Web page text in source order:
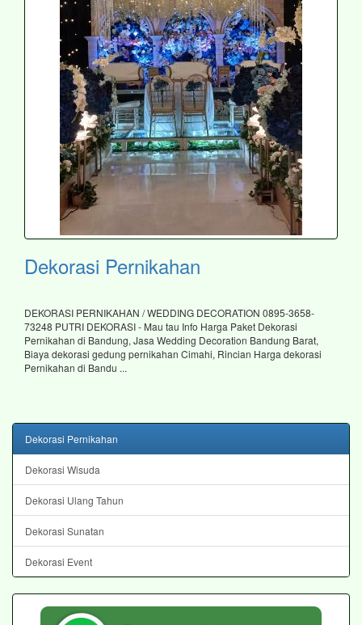
Dekorasi Pernikahan
DEKORASI PERNIKAHAN / WEDDING DECORATION 0895-3658-
73248 PUTRI DEKORASI - Mau tau Info Harga Paket Dekorasi
Pernikahan di Bandung, Jasa Wedding Decoration Bandung Barat,
Biaya dekorasi gedung pernikahan Cimahi, Rincian Harga dekorasi
Pernikahan di Bandu ...
Dekorasi Pernikahan
Dekorasi Wisuda
Dekorasi Ulang Tahun
Dekorasi Sunatan
Dekorasi Event